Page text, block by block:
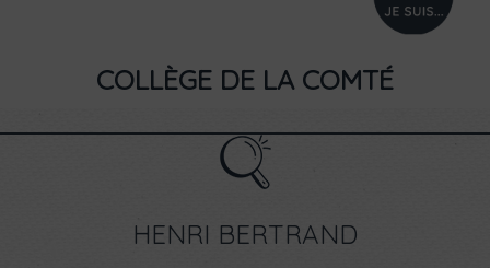
PROFIL
COLLÈGE DE LA COMTÉ
HENRI BERTRAND